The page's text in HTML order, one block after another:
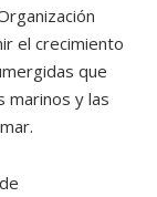
el crecimiento
que
marinos y las